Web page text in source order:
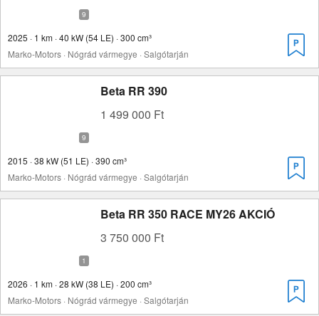
2025 · 1 km · 40 kW (54 LE) · 300 cm³
Marko-Motors · Nógrád vármegye · Salgótarján
Beta RR 390
1 499 000 Ft
2015 · 38 kW (51 LE) · 390 cm³
Marko-Motors · Nógrád vármegye · Salgótarján
Beta RR 350 RACE MY26 AKCIÓ
3 750 000 Ft
2026 · 1 km · 28 kW (38 LE) · 200 cm³
Marko-Motors · Nógrád vármegye · Salgótarján